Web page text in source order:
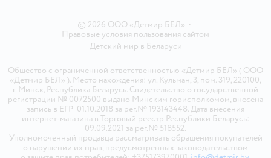
© 2026 ООО «Детмир БЕЛ» •
Правовые условия пользования сайтом
Детский мир в Беларуси
Общество с ограниченной ответственностью «Детмир БЕЛ» ( ООО
«Детмир БЕЛ» ). Место нахождения: ул. Кульман, 3, пом. 319, 220100,
г. Минск, Республика Беларусь. Свидетельство о государственной
регистрации № 0072500 выдано Минским горисполкомом, внесена
запись в ЕГР 01.10.2018 за рег.№ 193143448. Дата внесения
интернет-магазина в Торговый реестр Республики Беларусь:
09.09.2021 за рег.№ 518552.
Уполномоченный продавца рассматривать обращения покупателей
о нарушении их прав, предусмотренных законодательством